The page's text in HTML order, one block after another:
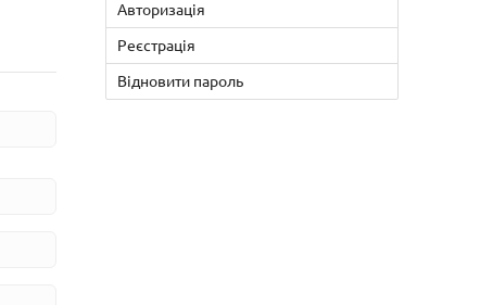
Авторизація
Реєстрація
Відновити пароль